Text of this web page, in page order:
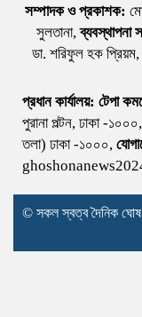
সম্পাদক ও প্রকাশক:
সুলতানা,ব্যবস্থাপনা
ডা. শরিফুল হক প্রিয়ম,
প্রধান কার্যালয়: টেপা
পুরানা পল্টন, ঢাকা -১০০০,
তলা) ঢাকা -১০০০,
© সকল স্বত্ব দৈনিক